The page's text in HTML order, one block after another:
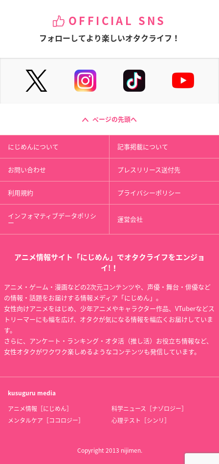
OFFICIAL SNS
フォローしてより楽しいオタクライフ！
ページの先頭へ
にじめんについて 記事掲載について
お問い合わせ プレスリリース送付先
利用規約 プライバシーポリシー
インフォマティブデータポリシ
ー 運営会社
アニメ情報サイト「にじめん」でオタクライフをエンジョ
イ!！
アニメ・ゲーム・漫画などの2次元コンテンツや、声優・舞台・俳優など
の情報・話題をお届けする情報メディア「にじめん」。
女性向けアニメをはじめ、少年アニメやキャラクター作品、VTuberなどス
トリーマーにも幅を広げ、オタクが気になる情報を幅広くお届けしていま
す。
さらに、アンケート・ランキング・オタ活（推し活）お役立ち情報など、
女性オタクがワクワク楽しめるようなコンテンツも発信しています。
kusuguru media
アニメ情報［にじめん］
科学ニュース［ナゾロジー］
メンタルケア［ココロジー］
心理テスト［シンリ］
Copyright 2013 nijimen.